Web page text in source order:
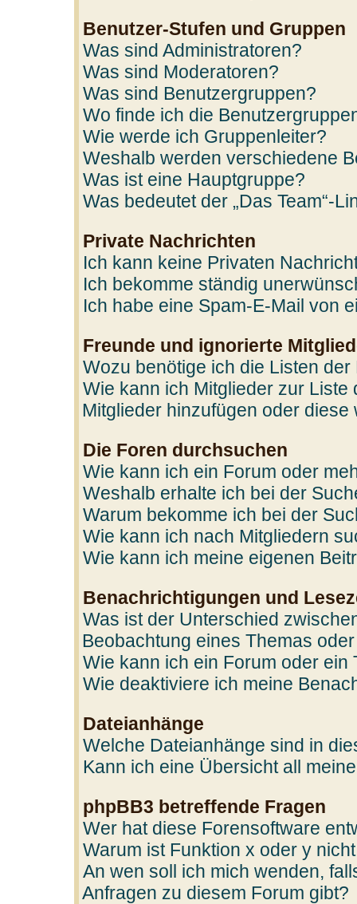
Benutzer-Stufen und Gruppen
Was sind Administratoren?
Was sind Moderatoren?
Was sind Benutzergruppen?
Wo finde ich die
Wie werde ich Gruppenleiter?
Weshalb werden verschiedene
Was ist eine Hauptgruppe?
Was bedeutet der „Das Team“-
Private Nachrichten
Ich kann keine Privaten
Ich bekomme ständig
Ich habe eine Spam-E-Mail von
Freunde und ignorierte
Wozu benötige ich die Listen
Wie kann ich Mitglieder zur
Mitglieder hinzufügen oder
Die Foren durchsuchen
Wie kann ich ein Forum oder
Weshalb erhalte ich bei der
Warum bekomme ich bei der
Wie kann ich nach Mitgliedern
Wie kann ich meine eigenen
Benachrichtigungen und
Was ist der Unterschied
Beobachtung eines Themas
Wie kann ich ein Forum oder ein
Wie deaktiviere ich meine
Dateianhänge
Welche Dateianhänge sind in
Kann ich eine Übersicht all
phpBB3 betreffende Fragen
Wer hat diese Forensoftware
Warum ist Funktion x oder y
An wen soll ich mich wenden,
Anfragen zu diesem Forum gibt?